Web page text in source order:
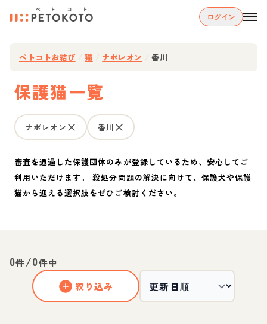
ログイン
ペトコトお結び 猫 ナポレオン 香川
保護猫一覧
ナポレオン 香川
審査を通過した保護団体のみが登録しているため、安心してご
利用いただけます。 殺処分問題の解決に向けて、保護犬や保護
猫から迎える選択肢をぜひご検討ください。
0件/0件中
絞り込み